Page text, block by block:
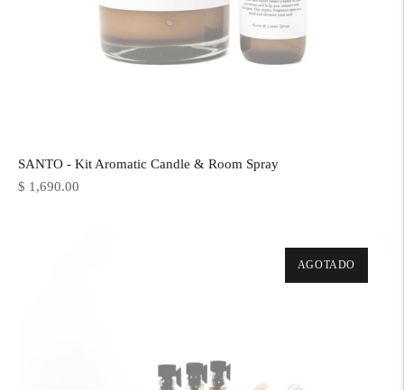
SANTO - Kit Aromatic Candle & Room Spray
Precio
$ 1,690.00
AGOTADO